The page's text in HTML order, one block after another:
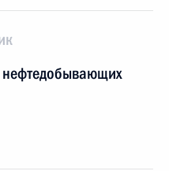
нефтедобывающих